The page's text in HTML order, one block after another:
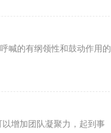
喊的有纲领性和鼓动作用的
增加团队凝聚力，起到事